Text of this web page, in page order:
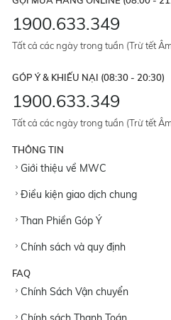
1900.633.349
Tất cả các ngày trong tuần (Trừ tết
GÓP Ý & KHIẾU NẠI (08:30 - 20:30)
1900.633.349
Tất cả các ngày trong tuần (Trừ tết
THÔNG TIN
Giới thiệu về MWC
Điều kiện giao dịch chung
Than Phiền Góp Ý
Chính sách và quy định
FAQ
Chính Sách Vận chuyển